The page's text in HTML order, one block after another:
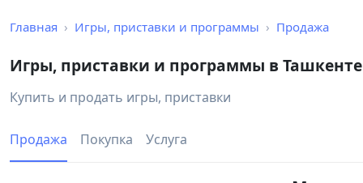
Главная Игры, приставки и программы Продажа
Игры, приставки и программы в Ташкенте
Купить и продать игры, приставки
Продажа Покупка Услуга